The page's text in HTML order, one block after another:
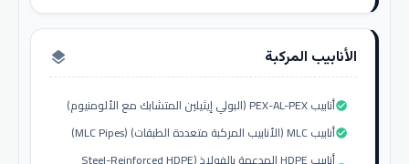
الأنابيب المركبة layers
أنابيب PEX-AL-PEX (البولي إيثيلين المتشابك مع الألومنيوم)check_circle
أنابيب MLC (الأنابيب المركبة متعددة الطبقات) (MLC Pipes)check_circle